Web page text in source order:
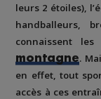
leurs 2 étoiles),
handballeurs,
connaissent
montagne.
en effet, tout
accès à ces